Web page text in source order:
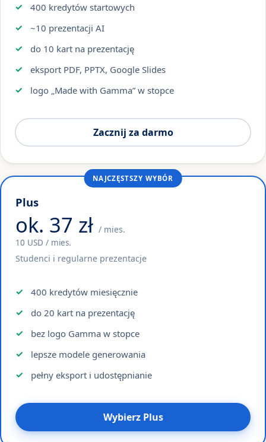
400 kredytów startowych
~10 prezentacji AI
do 10 kart na prezentację
eksport PDF, PPTX, Google Slides
logo „Made with Gamma” w stopce
Zacznij za darmo
NAJCZĘSTSZY WYBÓR
Plus
ok. 37 zł / mies.
10 USD / mies.
Studenci i regularne prezentacje
400 kredytów miesięcznie
do 20 kart na prezentację
bez logo Gamma w stopce
lepsze modele generowania
pełny eksport i udostępnianie
Wybierz Plus